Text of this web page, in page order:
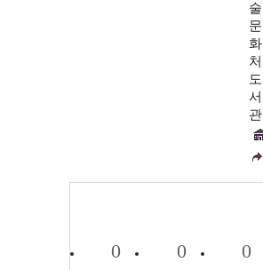
술
문
화
처
도
서
관
0 0 0